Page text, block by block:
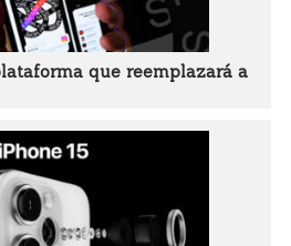
que reemplazará a